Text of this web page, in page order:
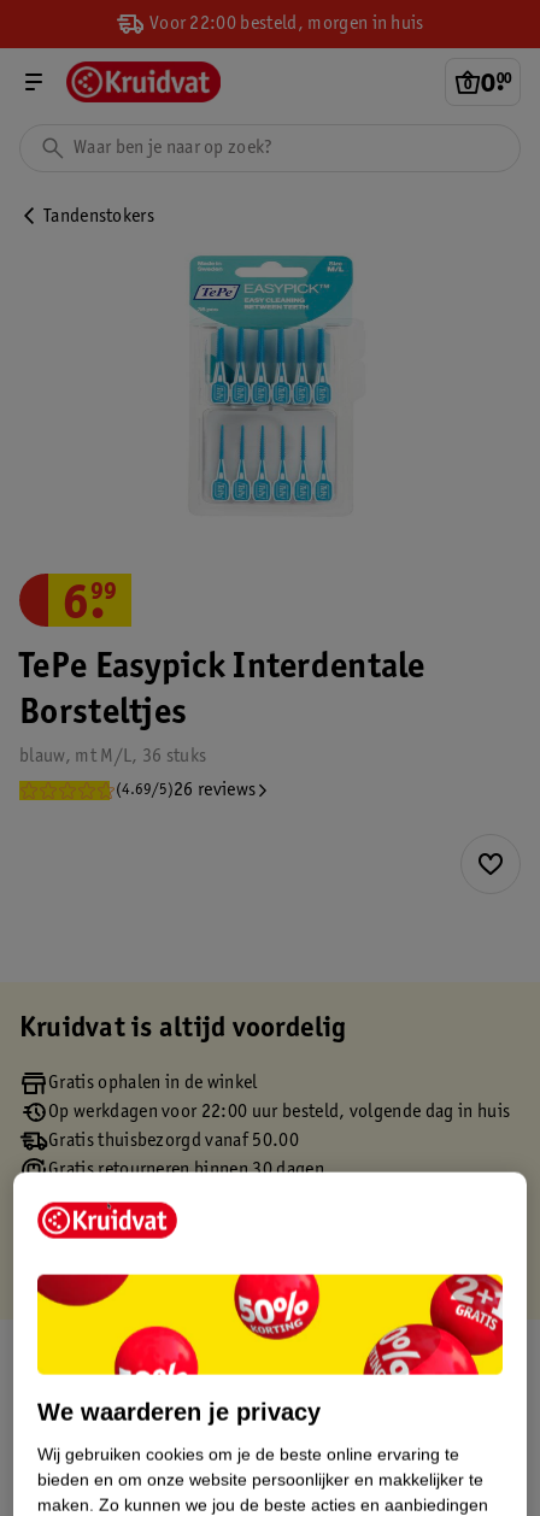
Voor 22:00 besteld, morgen in huis
0.
00
Tandenstokers
TePe Easypick Interdentale
Borsteltjes
blauw, mt M/L, 36 stuks
(4.69/5)26 reviews
6.
99
Kruidvat is altijd voordelig
Gratis ophalen in de winkel
Op werkdagen voor 22:00 uur besteld, volgende dag in huis
Gratis thuisbezorgd vanaf 50.00
Gratis retourneren binnen 30 dagen
Gratis punten met je Kruidvat kaart
Over dit product
Productinformatie
Etiketinformatie
We waarderen je privacy
Wij gebruiken cookies om je de beste online ervaring te
bieden en om onze website persoonlijker en makkelijker te
maken. Zo kunnen we jou de beste acties en aanbiedingen